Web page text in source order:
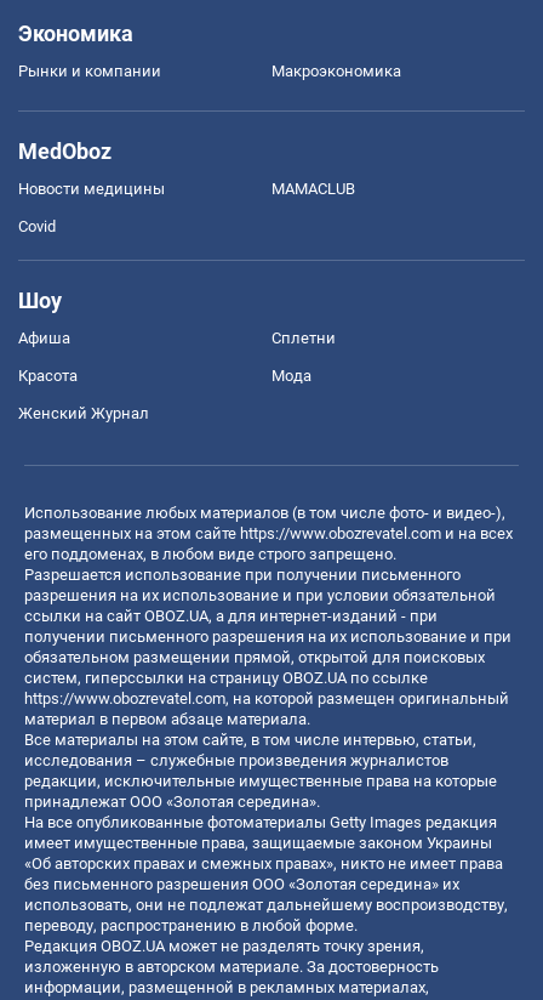
Экономика
Рынки и компании Mакроэкономика
MedOboz
Новости медицины MAMACLUB
Covid
Шоу
Афиша Сплетни
Красота Мода
Женский Журнал
Использование любых материалов (в том числе фото- и видео-),
размещенных на этом сайте https://www.obozrevatel.com и на всех
его поддоменах, в любом виде строго запрещено.
Разрешается использование при получении письменного
разрешения на их использование и при условии обязательной
ссылки на сайт OBOZ.UA, а для интернет-изданий - при
получении письменного разрешения на их использование и при
обязательном размещении прямой, открытой для поисковых
систем, гиперссылки на страницу OBOZ.UA по ссылке
https://www.obozrevatel.com, на которой размещен оригинальный
материал в первом абзаце материала.
Все материалы на этом сайте, в том числе интервью, статьи,
исследования – служебные произведения журналистов
редакции, исключительные имущественные права на которые
принадлежат ООО «Золотая середина».
На все опубликованные фотоматериалы Getty Images редакция
имеет имущественные права, защищаемые законом Украины
«Об авторских правах и смежных правах», никто не имеет права
без письменного разрешения ООО «Золотая середина» их
использовать, они не подлежат дальнейшему воспроизводству,
переводу, распространению в любой форме.
Редакция OBOZ.UA может не разделять точку зрения,
изложенную в авторском материале. За достоверность
информации, размещенной в рекламных материалах,